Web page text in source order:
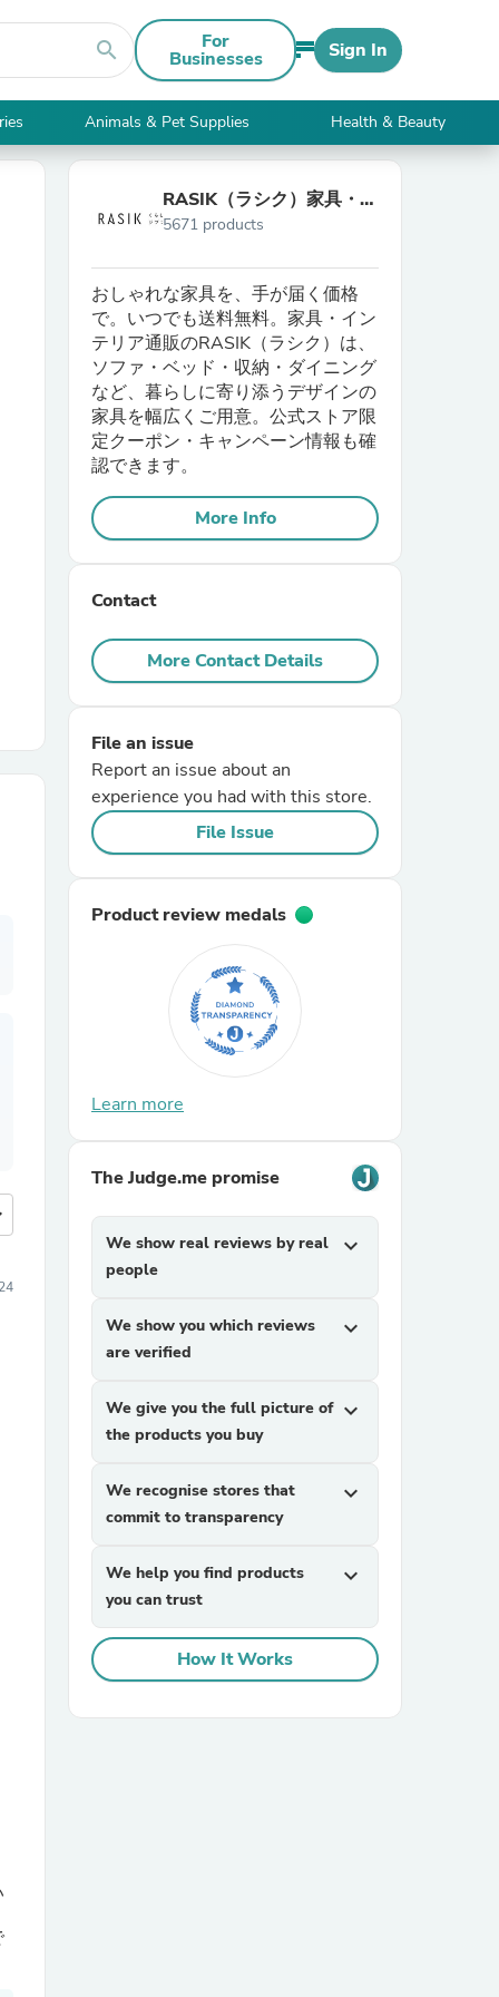
search For
Businesses Sign In
Animals & Pet Supplies Health & Beauty
RASIK（ラシク）家具・イ
ンテリア専門店
5671 products
おしゃれな家具を、手が届く価格
で。いつでも送料無料。家具・イン
テリア通販のRASIK（ラシク）は、
ソファ・ベッド・収納・ダイニング
など、暮らしに寄り添うデザインの
家具を幅広くご用意。公式ストア限
定クーポン・キャンペーン情報も確
認できます。
More Info
Contact
More Contact Details
File an issue
Report an issue about an
experience you had with this store.
File Issue
Product review medals
Learn more
The Judge.me promise
We show real reviews by real
people
expand_more
We show you which reviews
are verified
expand_more
We give you the full picture of
the products you buy
expand_more
We recognise stores that
commit to transparency
expand_more
We help you find products
you can trust
expand_more
How It Works